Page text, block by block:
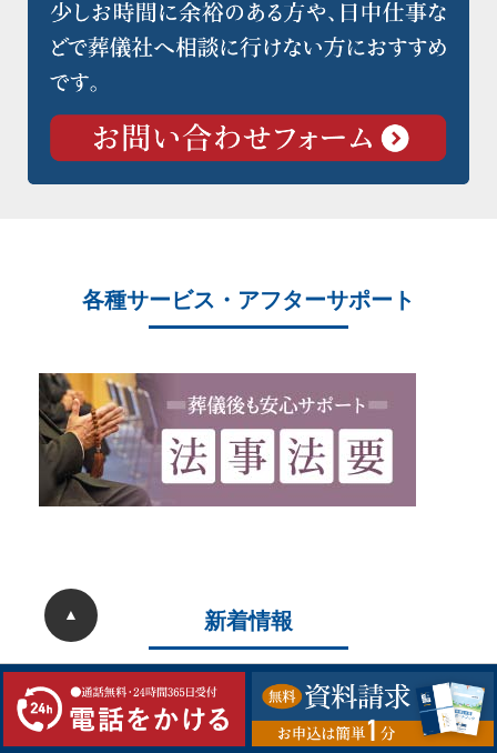
各種サービス・アフターサポート
新着情報
2026/05/22 ことぶき中央斎場 20周年大感謝祭を開催しまし
▲